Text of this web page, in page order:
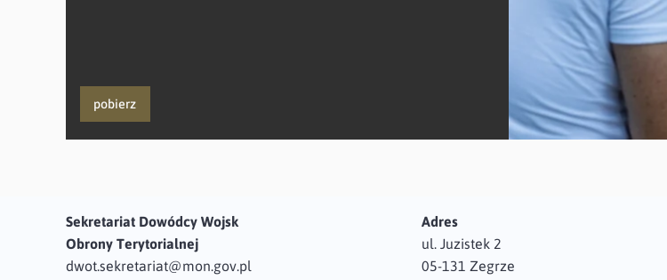
pobierz
Sekretariat Dowódcy Wojsk
Obrony Terytorialnej
dwot.sekretariat@mon.gov.pl
Adres
ul. Juzistek 2
05-131 Zegrze